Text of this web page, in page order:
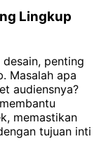
Lingkup
penting
Masalah apa
audiensnya?
memastikan
tujuan inti